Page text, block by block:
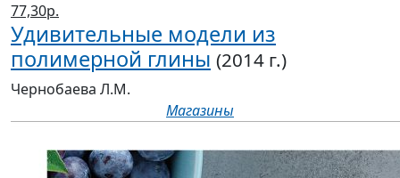
77,30р.
Удивительные модели из
полимерной глины (2014 г.)
Чернобаева Л.М.
Магазины